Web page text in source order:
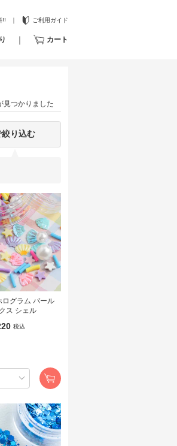
!! ご利用ガイド
カート
見つかりました
り込む
ログラム パール
ス シェル
税込